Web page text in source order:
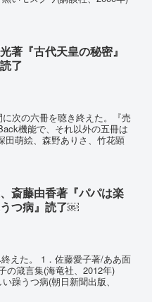
著『古代天皇の秘密』
了
次の六冊を聴き終えた。『売
機能で、それ以外の五冊は
田萌絵、森野ありさ、竹花顕
斎藤由香著『パパは楽
つ病』読了￼
えた。 1．佐藤愛子著/ああ面
の箴言集(海竜社、2012年)
躁うつ病(朝日新聞出版、